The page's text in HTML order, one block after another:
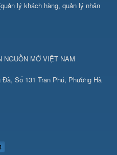
lý khách hàng, quản lý nhân
NGUỒN MỞ VIỆT NAM
Số 131 Trần Phú, Phường Hà